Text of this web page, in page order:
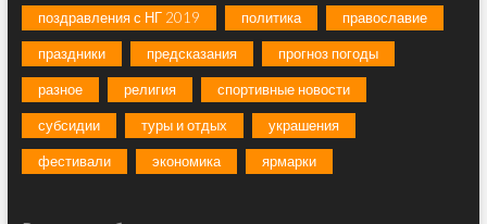
поздравления с НГ 2019 политика православие
праздники предсказания прогноз погоды
разное религия спортивные новости
субсидии туры и отдых украшения
фестивали экономика ярмарки